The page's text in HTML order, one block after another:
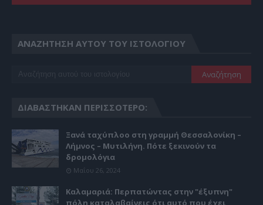
ΑΝΑΖΉΤΗΣΗ ΑΥΤΟΎ ΤΟΥ ΙΣΤΟΛΟΓΊΟΥ
ΔΙΑΒΆΣΤΗΚΑΝ ΠΕΡΙΣΣΌΤΕΡΟ:
Ξανά ταχύπλοο στη γραμμή Θεσσαλονίκη –
Λήμνος – Μυτιλήνη. Πότε ξεκινούν τα
δρομολόγια
Μαΐου 26, 2024
Καλαμαριά: Περπατώντας στην "έξυπνη"
πόλη καταλαβαίνεις ότι αυτό που έχει